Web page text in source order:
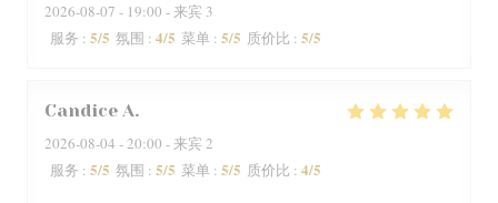
2026-08-07 - 19:00 - 来宾 3
服务 : 5/5 氛围 : 4/5 菜单 : 5/5 质价比 : 5/5
Candice A
2026-08-04 - 20:00 - 来宾 2
服务 : 5/5 氛围 : 5/5 菜单 : 5/5 质价比 : 4/5